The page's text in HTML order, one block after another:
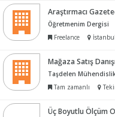
Araştırmacı
Öğretmenim Dergisi
Freelance
Mağaza Satış
Tam zamanlı
Üç Boyutlu Ölçüm